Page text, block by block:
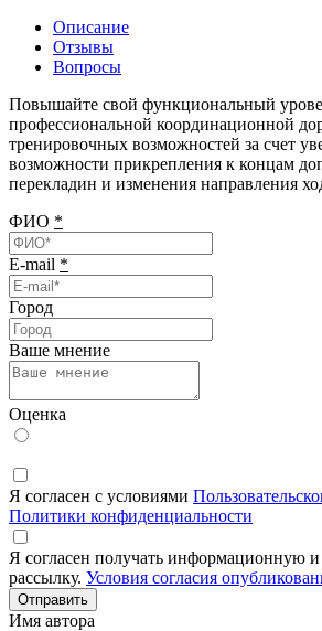
Описание
Отзывы
Вопросы
Повышайте свой функциональный
профессиональной координационной
тренировочных возможностей за счет
возможности прикрепления к концам
перекладин и изменения направления
ФИО *
E-mail *
Город
Ваше мнение
Оценка
Я согласен с условиями
Политики конфиденциальности
Я согласен получать информационную
рассылку. Условия согласия
Отправить
Имя автора